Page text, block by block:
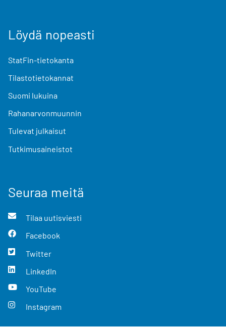
Löydä nopeasti
StatFin-tietokanta
Tilastotietokannat
Suomi lukuina
Rahanarvonmuunnin
Tulevat julkaisut
Tutkimusaineistot
Seuraa meitä
Tilaa uutisviesti
Facebook
Twitter
LinkedIn
YouTube
Instagram